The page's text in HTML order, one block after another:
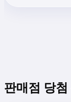
판매점 당첨